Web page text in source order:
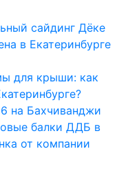
сайдинг Дёке
в Екатеринбурге
для крыши: как
на Бахчиванджи
балки ДДБ в
от компании